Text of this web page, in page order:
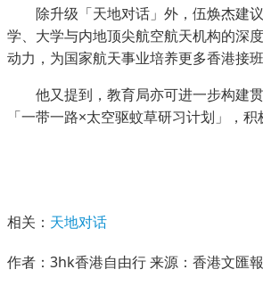
除升级「天地对话」外，伍焕杰建
学、大学与内地顶尖航空航天机构的深
动力，为国家航天事业培养更多香港接班
他又提到，教育局亦可进一步构建
「一带一路×太空驱蚊草研习计划」，
相关： 天地对话
作者：3hk香港自由行 来源：香港文匯報